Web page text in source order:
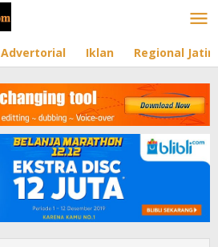
Advertorial Iklan Regional Jatim